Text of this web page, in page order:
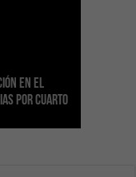
en el
por cuarto
del
de 7,09 M€
su
de
de
alquiler
de
de la
Concurso de